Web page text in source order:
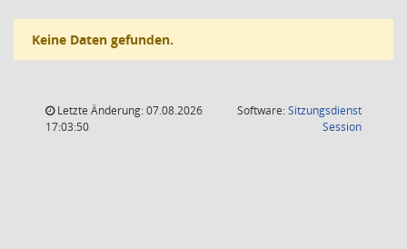
Keine Daten gefunden.
Letzte Änderung: 07.08.2026
17:03:50
Software:Sitzungsdienst
Session(Wird in